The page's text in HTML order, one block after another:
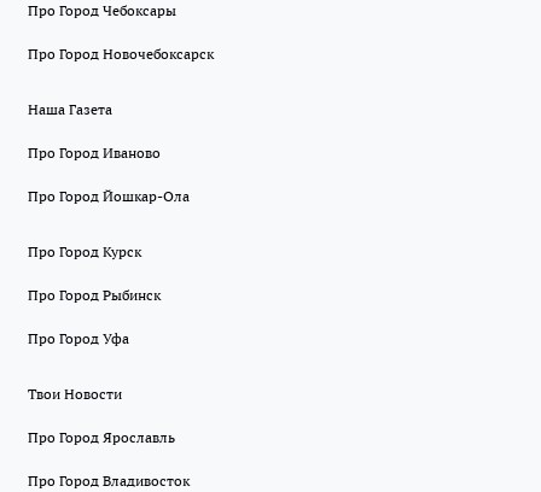
Про Город Чебоксары
Про Город Новочебоксарск
Наша Газета
Про Город Иваново
Про Город Йошкар-Ола
Про Город Курск
Про Город Рыбинск
Про Город Уфа
Твои Новости
Про Город Ярославль
Про Город Владивосток